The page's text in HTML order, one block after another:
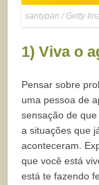
santypan / Getty
1) Viva o
Pensar sobre
uma pessoa de
sensação de
a situações que
aconteceram.
que você está
está te fazendo